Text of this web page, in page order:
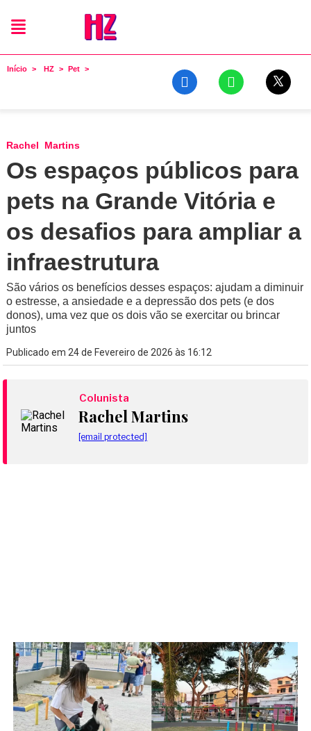
Início HZ Pet
Rachel Martins
Os espaços públicos para
pets na Grande Vitória e
os desafios para ampliar a
infraestrutura
São vários os benefícios desses espaços: ajudam a diminuir
o estresse, a ansiedade e a depressão dos pets (e dos
donos), uma vez que os dois vão se exercitar ou brincar
juntos
Publicado em 24 de Fevereiro de 2026 às 16:12
Colunista
Rachel Martins
[email protected]